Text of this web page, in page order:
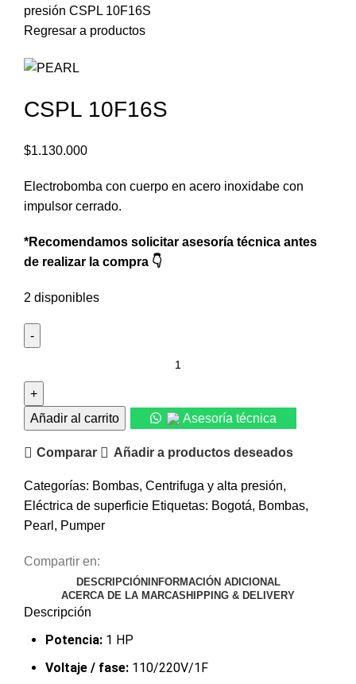
presión CSPL 10F16S
Regresar a productos
CSPL 10F16S
$1.130.000
Electrobomba con cuerpo en acero inoxidabe con
impulsor cerrado.
*Recomendamos solicitar asesoría técnica antes
de realizar la compra 👇
2 disponibles
Añadir al carrito Asesoría técnica
Comparar Añadir a productos deseados
Categorías: Bombas, Centrifuga y alta presión,
Eléctrica de superficie Etiquetas: Bogotá, Bombas,
Pearl , Pumper
Compartir en:
DESCRIPCIÓNINFORMACIÓN ADICIONAL
ACERCA DE LA MARCASHIPPING & DELIVERY
Descripción
Potencia: 1 HP
Voltaje / fase: 110/220V/1F